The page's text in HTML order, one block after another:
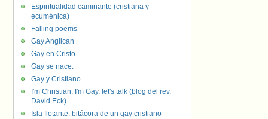
Espiritualidad caminante (cristiana y
ecuménica)
Falling poems
Gay Anglican
Gay en Cristo
Gay se nace.
Gay y Cristiano
I'm Christian, I'm Gay, let's talk (blog del rev.
David Eck)
Isla flotante: bitácora de un gay cristiano